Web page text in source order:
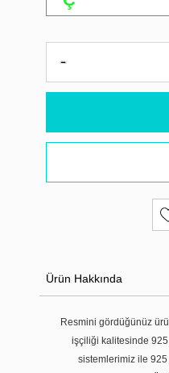
Ürün Hakkında
Resmini gördüğünüz
işçiliği kalitesinde
sistemlerimiz ile 925